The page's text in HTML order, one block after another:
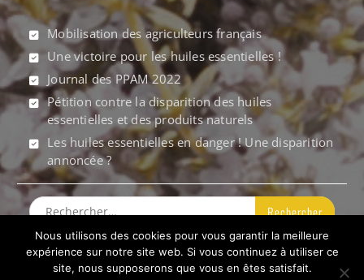
Mobilisation des agriculteurs français
Une victoire pour les huiles essentielles !
Journal des PPAM 2022
Pétition contre la disparition des huiles
essentielles et des produits naturels
Les huiles essentielles en danger ! Une disparition
annoncée ?
Rechercher :
Politique de confidentialité
Nous utilisons des cookies pour vous garantir la meilleure
expérience sur notre site web. Si vous continuez à utiliser ce
site, nous supposerons que vous en êtes satisfait.